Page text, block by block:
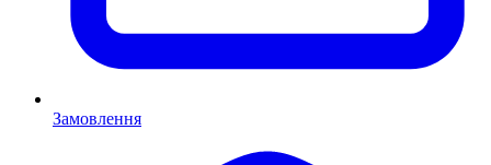
Замовлення